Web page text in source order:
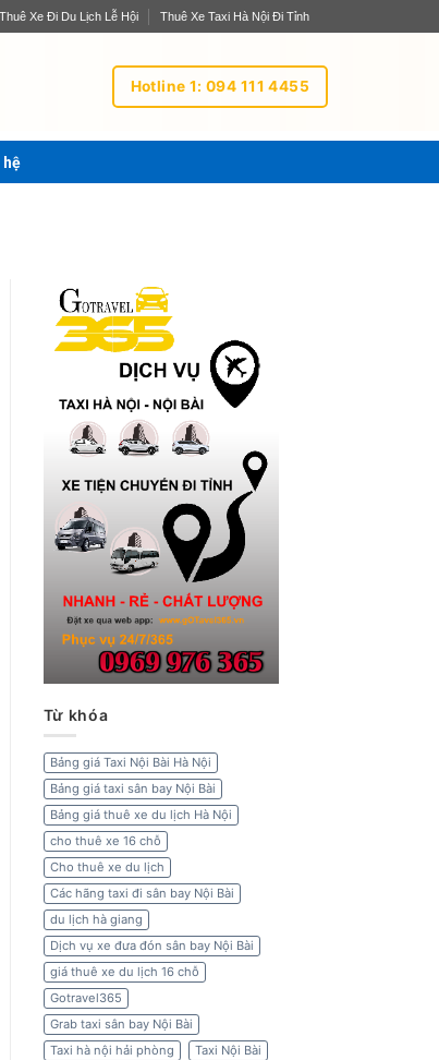
Thuê Xe Đi Du Lịch Lễ Hội Thuê Xe Taxi Hà Nội Đi Tỉnh
Hotline 1: 094 111 4455
hệ
Từ khóa
Bảng giá Taxi Nội Bài Hà Nội
Bảng giá taxi sân bay Nội Bài
Bảng giá thuê xe du lịch Hà Nội
cho thuê xe 16 chỗ
Cho thuê xe du lịch
Các hãng taxi đi sân bay Nội Bài
du lịch hà giang
Dịch vụ xe đưa đón sân bay Nội Bài
giá thuê xe du lịch 16 chỗ
Gotravel365
Grab taxi sân bay Nội Bài
Taxi hà nội hải phòng
Taxi Nội Bài